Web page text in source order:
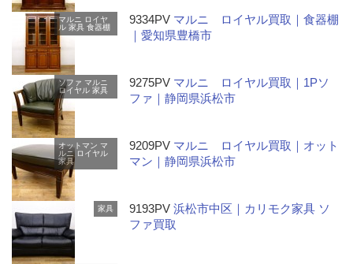
マルニ
ロイヤ
ル 家具 食器棚
9334PV マルニ ロイヤル買取｜食器棚
｜愛知県豊橋市
ソファ マルニ
ロイヤル 家具
9275PV マルニ ロイヤル買取｜1Pソ
ファ｜静岡県浜松市
オットマン マ
ルニ ロイヤル
家具
9209PV マルニ ロイヤル買取｜オット
マン｜静岡県浜松市
家具 9193PV浜松市中区｜カリモク家具 ソ
ファ買取